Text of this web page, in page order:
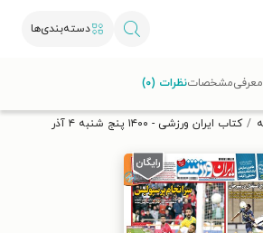
دسته‌بندی‌ها
تخفیف از طاقچه دریافت کن.
کتاب ایران ورزشی - ۱۴۰۰ پنج شنبه ۴ آذر
معرفیمشخصاتنظرات (۰)